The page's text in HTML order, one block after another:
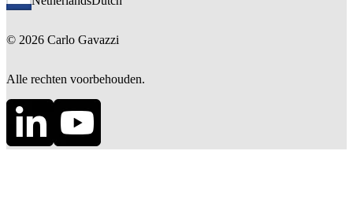
© 2026 Carlo Gavazzi
Alle rechten voorbehouden.